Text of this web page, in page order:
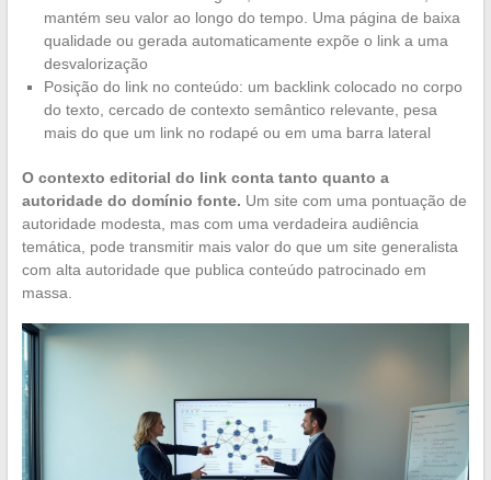
mantém seu valor ao longo do tempo. Uma página de baixa
qualidade ou gerada automaticamente expõe o link a uma
desvalorização
Posição do link no conteúdo: um backlink colocado no corpo
do texto, cercado de contexto semântico relevante, pesa
mais do que um link no rodapé ou em uma barra lateral
O contexto editorial do link conta tanto quanto a
autoridade do domínio fonte. Um site com uma pontuação de
autoridade modesta, mas com uma verdadeira audiência
temática, pode transmitir mais valor do que um site generalista
com alta autoridade que publica conteúdo patrocinado em
massa.